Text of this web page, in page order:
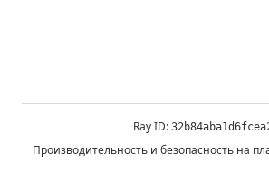
Ray ID:
Производительность и безопасность на